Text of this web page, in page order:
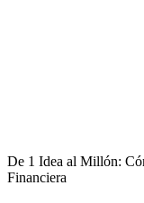
De 1 Idea al Millón:
Financiera